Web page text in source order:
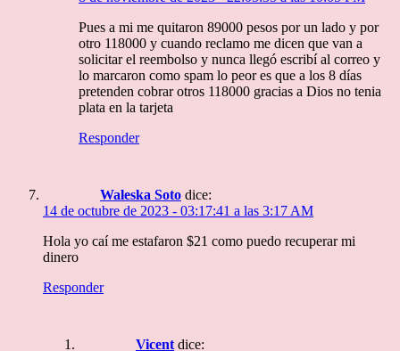
Pues a mi me quitaron 89000 pesos por un lado y por
otro 118000 y cuando reclamo me dicen que van a
solicitar el reembolso y nunca llegó escribí al correo y
lo marcaron como spam lo peor es que a los 8 días
pretenden cobrar otros 118000 gracias a Dios no tenia
plata en la tarjeta
Responder
Waleska Soto dice:
14 de octubre de 2023 - 03:17:41 a las 3:17 AM
Hola yo caí me estafaron $21 como puedo recuperar mi
dinero
Responder
Vicent dice: